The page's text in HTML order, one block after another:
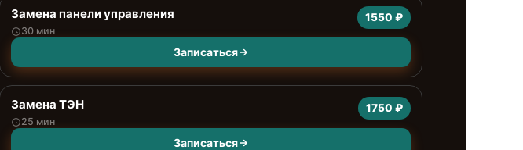
Замена панели управления
30 мин
1550 ₽
Записаться
Замена ТЭН
25 мин
1750 ₽
Записаться